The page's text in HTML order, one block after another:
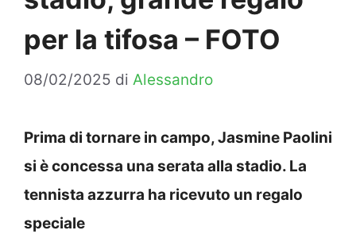
per la tifosa – FOTO
08/02/2025 di Alessandro
Prima di tornare in campo, Jasmine Paolini
si è concessa una serata alla stadio. La
tennista azzurra ha ricevuto un regalo
speciale